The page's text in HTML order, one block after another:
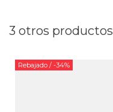
3 otros
Rebajado / -34%